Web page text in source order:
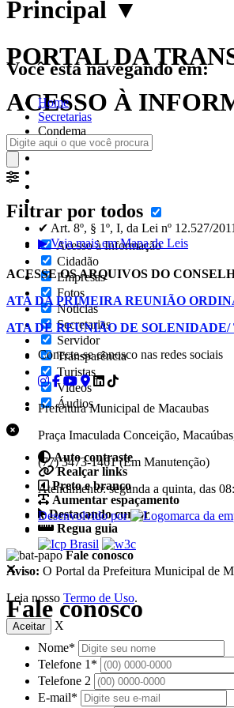
Principal ▼
PORTAL DA
ACESSO À
Filtrar por todos
Acesso à Informação
Cidadão
Empresas
Fotos
Notícias
Secretarias
Servidor
Transparência
Turistas
Videos
Áudios
Auto contraste
Realçar links
Preto e branco
Aumentar espaçamento
Destacando cursor
Regua guia
Fale conosco
Fale conosco
Nome*
Telefone 1*
Telefone 2
E-mail*
Você está navegando em:
Home
Secretarias
Condema
✔ Art. 8º, § 1º, I, da Lei nº 12.527/
▶ Veja mais em Mapa de Leis
ACESSE OS ARQUIVOS DO
ATA DA PRIMEIRA REUNIÃO
ATA DE REUNIÃO DE SOLENIDADE/
Conecte-se conosco nas redes sociais
Prefeitura Municipal de Macaubas
Praça Imaculada Conceição,
(77) 3473-1461 (Em Manutenção)
Atendimento: segunda a quinta, das
Desenvolvido por
Aviso: O Portal da Prefeitura Municipal de
Leia nosso Termo de Uso.
Aceitar X